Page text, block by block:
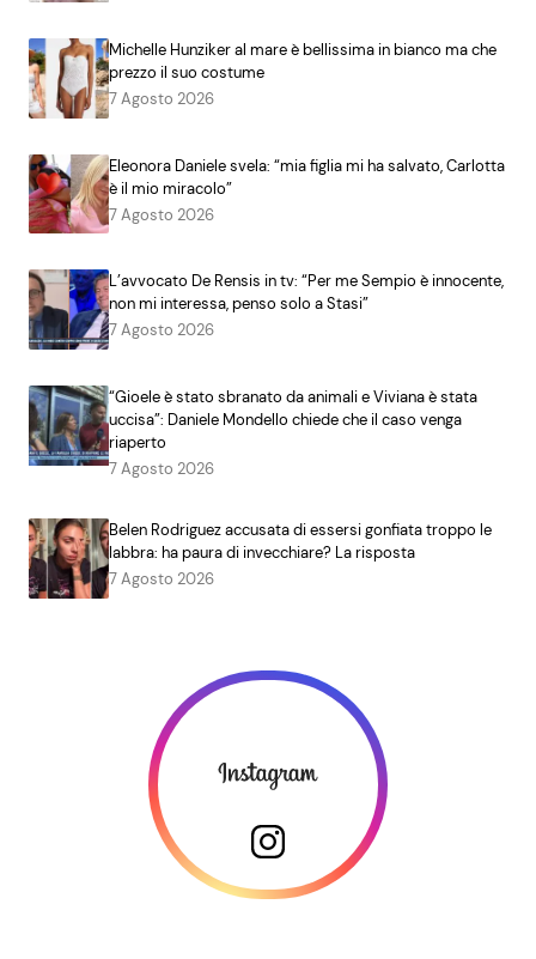
Michelle Hunziker al mare è bellissima in bianco ma che
prezzo il suo costume
7 Agosto 2026
Eleonora Daniele svela: “mia figlia mi ha salvato, Carlotta
è il mio miracolo”
7 Agosto 2026
L’avvocato De Rensis in tv: “Per me Sempio è innocente,
non mi interessa, penso solo a Stasi”
7 Agosto 2026
“Gioele è stato sbranato da animali e Viviana è stata
uccisa”: Daniele Mondello chiede che il caso venga
riaperto
7 Agosto 2026
Belen Rodriguez accusata di essersi gonfiata troppo le
labbra: ha paura di invecchiare? La risposta
7 Agosto 2026